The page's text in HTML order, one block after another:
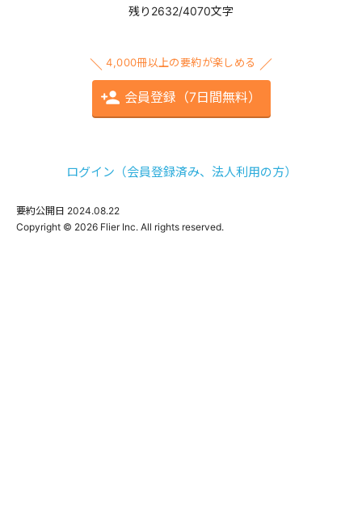
残り2632/4070文字
4,000冊以上の要約が楽しめる
会員登録（7日間無料）
ログイン（会員登録済み、法人利用の方）
要約公開日 2024.08.22